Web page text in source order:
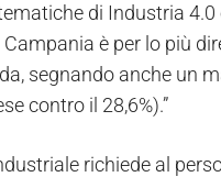
di Industria
è per lo più
segnando anche un
contro il 28,6%).”
richiede al